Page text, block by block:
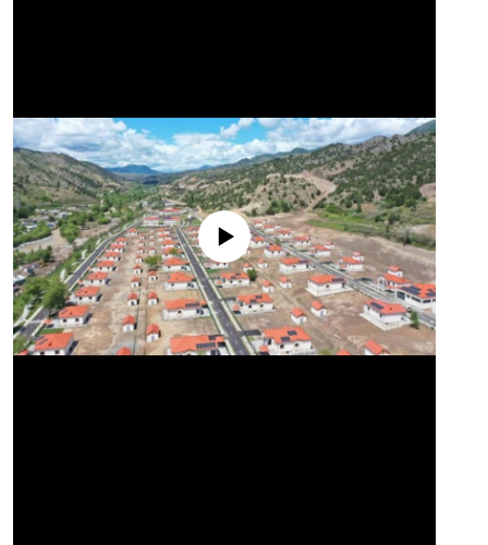
No media source currently available